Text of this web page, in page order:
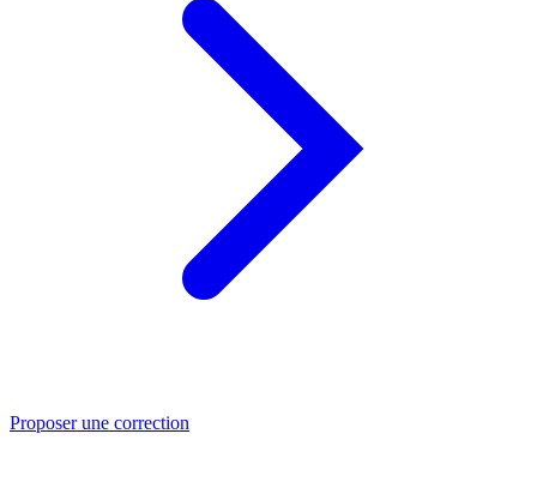
Proposer une correction